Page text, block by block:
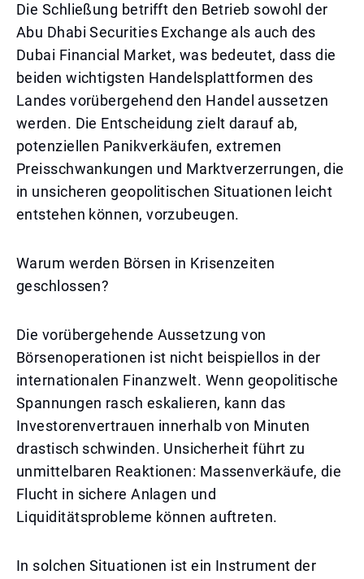
Die Schließung betrifft den Betrieb sowohl der
Abu Dhabi Securities Exchange als auch des
Dubai Financial Market, was bedeutet, dass die
beiden wichtigsten Handelsplattformen des
Landes vorübergehend den Handel aussetzen
werden. Die Entscheidung zielt darauf ab,
potenziellen Panikverkäufen, extremen
Preisschwankungen und Marktverzerrungen, die
in unsicheren geopolitischen Situationen leicht
entstehen können, vorzubeugen.
Warum werden Börsen in Krisenzeiten
geschlossen?
Die vorübergehende Aussetzung von
Börsenoperationen ist nicht beispiellos in der
internationalen Finanzwelt. Wenn geopolitische
Spannungen rasch eskalieren, kann das
Investorenvertrauen innerhalb von Minuten
drastisch schwinden. Unsicherheit führt zu
unmittelbaren Reaktionen: Massenverkäufe, die
Flucht in sichere Anlagen und
Liquiditätsprobleme können auftreten.
In solchen Situationen ist ein Instrument der